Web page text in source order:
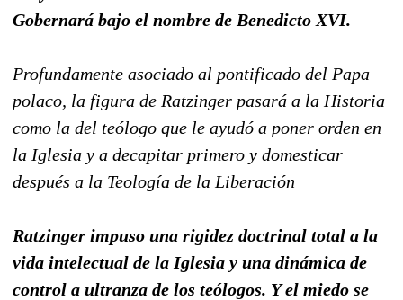
Gobernará bajo el nombre de Benedicto XVI.
Profundamente asociado al pontificado del Papa
polaco, la figura de Ratzinger pasará a la Historia
como la del teólogo que le ayudó a poner orden en
la Iglesia y a decapitar primero y domesticar
después a la Teología de la Liberación
Ratzinger impuso una rigidez doctrinal total a la
vida intelectual de la Iglesia y una dinámica de
control a ultranza de los teólogos. Y el miedo se